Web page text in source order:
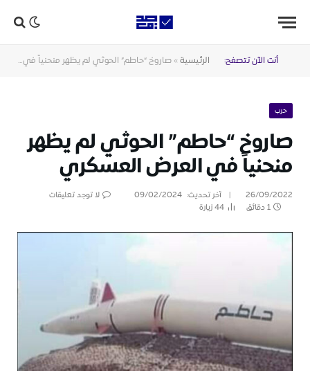
أنت الآن تتصفح: الرئيسية » صاروخ “حاطم” الحوثي لم يظهر منحنياً في العرض العسكري
حرب
صاروخ “حاطم” الحوثي لم يظهر
منحنياً في العرض العسكري
26/09/2022 آخر تحديث: 09/02/2024
لا توجد تعليقات
1 دقائق
44زيارة